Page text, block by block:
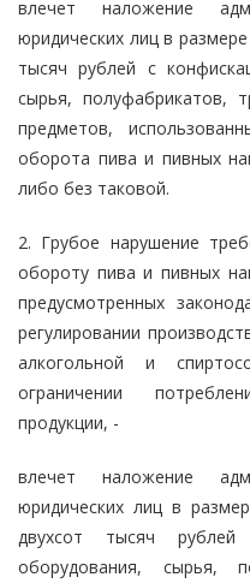
влечет наложение
юридических лиц в
тысяч рублей с
сырья, полуфабрикатов,
предметов,
оборота пива и пивных
либо без таковой.
2. Грубое нарушение
обороту пива и пивных
предусмотренных
регулировании
алкогольной и
ограничении
продукции, -
влечет наложение
юридических лиц в
двухсот тысяч рублей
оборудования, сырья,